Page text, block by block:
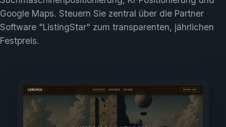
Google Maps. Steuern Sie zentral über die Partner
Software "ListingStar" zum transparenten, jährlichen
Festpreis.